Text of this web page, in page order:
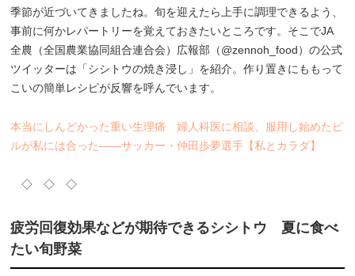
季節が近づいてきましたね。旬を迎えたら上手に調理できるよう、
事前に何かレパートリーを覚えておきたいところです。そこでJA
全農（全国農業協同組合連合会）広報部（@zennoh_food）の公式
ツイッターは「シシトウの焼き浸し」を紹介。作り置きにももって
こいの簡単レシピが反響を呼んでいます。
本当にしんどかった重い生理痛 婦人科医に相談、服用し始めたピ
ルが私には合った――サッカー・仲田歩夢選手【私とカラダ】
◇ ◇ ◇
疲労回復効果などが期待できるシシトウ 夏に食べ
たい旬野菜